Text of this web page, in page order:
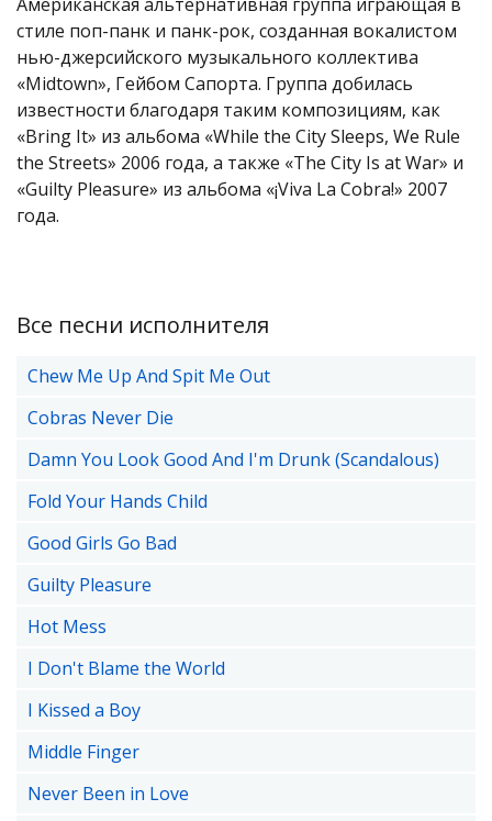
стиле поп-панк и панк-рок, созданная вокалистом
нью-джерсийского музыкального коллектива
«Midtown», Гейбом Сапорта. Группа добилась
известности благодаря таким композициям, как
«Bring It» из альбома «While the City Sleeps, We Rule
the Streets» 2006 года, а также «The City Is at War» и
«Guilty Pleasure» из альбома «¡Viva La Cobra!» 2007
года.
Все песни исполнителя
Chew Me Up And Spit Me Out
Cobras Never Die
Damn You Look Good And I'm Drunk (Scandalous)
Fold Your Hands Child
Good Girls Go Bad
Guilty Pleasure
Hot Mess
I Don't Blame the World
I Kissed a Boy
Middle Finger
Never Been in Love